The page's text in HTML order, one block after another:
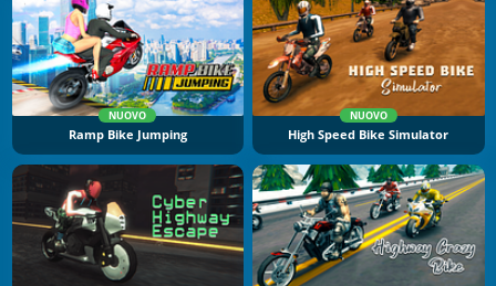
NUOVO
Ramp Bike Jumping
NUOVO
High Speed Bike Simulator